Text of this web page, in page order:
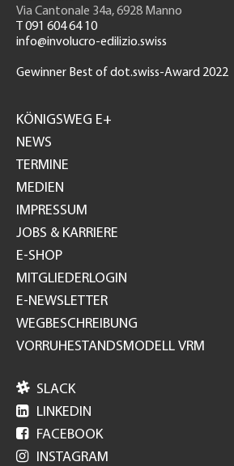
Via Cantonale 34a, 6928 Manno
T 091 604 64 10
info@involucro-edilizio.swiss
Gewinner Best of dot.swiss-Award 2022
GH
KÖNIGSWEG E+
NEWS
TERMINE
MEDIEN
IMPRESSUM
JOBS & KARRIERE
E-SHOP
MITGLIEDERLOGIN
E-NEWSLETTER
WEGBESCHREIBUNG
VORRUHESTANDSMODELL VRM
 SLACK
 LINKEDIN
 FACEBOOK
 INSTAGRAM